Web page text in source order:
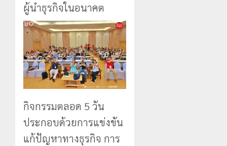
ผู้นำธุรกิจในอนาคต
กิจกรรมตลอด 5 วัน
ประกอบด้วยการแข่งขัน
แก้ปัญหาทางธุรกิจ การ